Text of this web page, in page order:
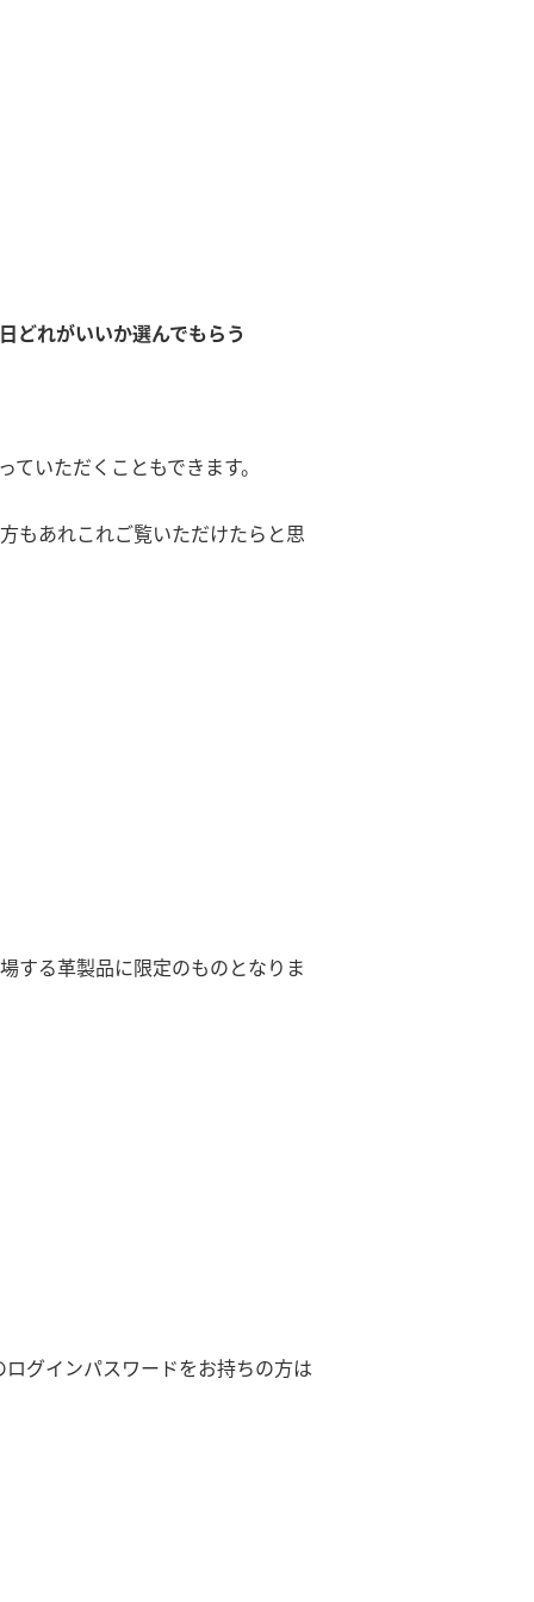
どれがいいか選んでもらう
いただくこともできます。
もあれこれご覧いただけたらと思
する革製品に限定のものとなりま
ログインパスワードをお持ちの方は